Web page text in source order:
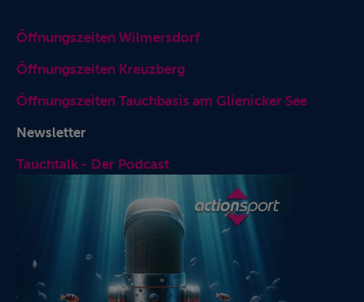
Öffnungszeiten Wilmersdorf
Öffnungszeiten Kreuzberg
Öffnungszeiten Tauchbasis am Glienicker See
Newsletter
Tauchtalk - Der Podcast